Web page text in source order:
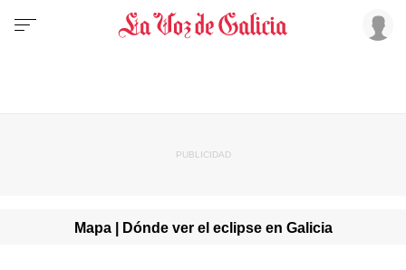
Mapa | Dónde ver el eclipse en Galicia